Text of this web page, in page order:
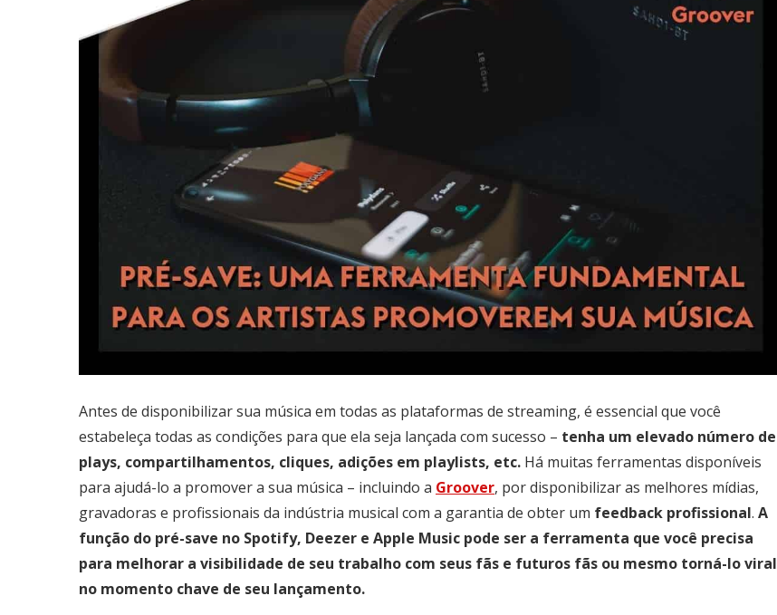
Antes de disponibilizar sua música em todas as plataformas de streaming, é essencial que você
estabeleça todas as condições para que ela seja lançada com sucesso – tenha um elevado número de
plays, compartilhamentos, cliques, adições em playlists, etc. Há muitas ferramentas disponíveis
para ajudá-lo a promover a sua música – incluindo a Groover, por disponibilizar as melhores mídias,
gravadoras e profissionais da indústria musical com a garantia de obter um feedback profissional. A
função do pré-save no Spotify, Deezer e Apple Music pode ser a ferramenta que você precisa
para melhorar a visibilidade de seu trabalho com seus fãs e futuros fãs ou mesmo torná-lo viral
no momento chave de seu lançamento.